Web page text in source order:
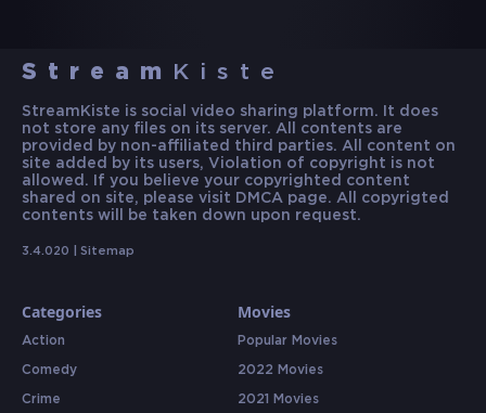
Stream Kiste
StreamKiste is social video sharing platform. It does
not store any files on its server. All contents are
provided by non-affiliated third parties. All content on
site added by its users, Violation of copyright is not
allowed. If you believe your copyrighted content
shared on site, please visit DMCA page. All copyrigted
contents will be taken down upon request.
3.4.020 | Sitemap
Categories
Action
Comedy
Crime
Movies
Popular Movies
2022 Movies
2021 Movies